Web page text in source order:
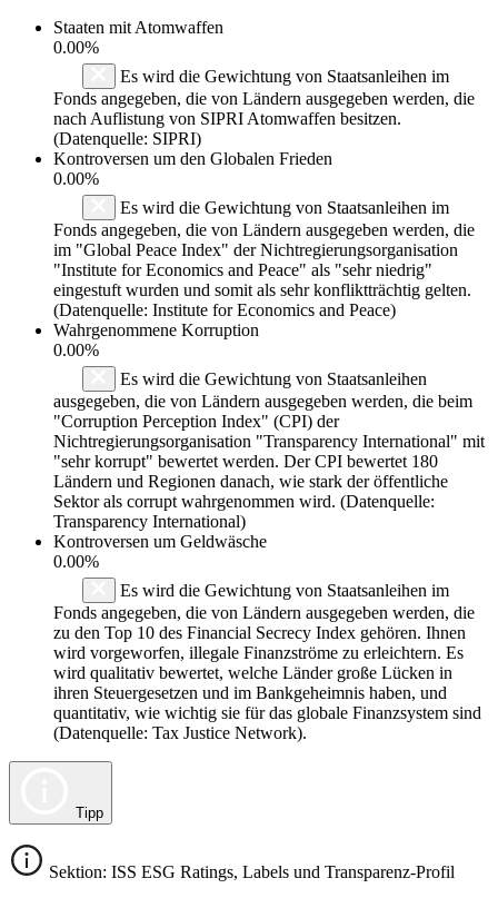
Staaten mit Atomwaffen
0.00%
Es wird die Gewichtung von Staatsanleihen im
Fonds angegeben, die von Ländern ausgegeben werden, die
nach Auflistung von SIPRI Atomwaffen besitzen.
(Datenquelle: SIPRI)
Kontroversen um den Globalen Frieden
0.00%
Es wird die Gewichtung von Staatsanleihen im
Fonds angegeben, die von Ländern ausgegeben werden, die
im "Global Peace Index" der Nichtregierungsorganisation
"Institute for Economics and Peace" als "sehr niedrig"
eingestuft wurden und somit als sehr konfliktträchtig gelten.
(Datenquelle: Institute for Economics and Peace)
Wahrgenommene Korruption
0.00%
Es wird die Gewichtung von Staatsanleihen
ausgegeben, die von Ländern ausgegeben werden, die beim
"Corruption Perception Index" (CPI) der
Nichtregierungsorganisation "Transparency International" mit
"sehr korrupt" bewertet werden. Der CPI bewertet 180
Ländern und Regionen danach, wie stark der öffentliche
Sektor als corrupt wahrgenommen wird. (Datenquelle:
Transparency International)
Kontroversen um Geldwäsche
0.00%
Es wird die Gewichtung von Staatsanleihen im
Fonds angegeben, die von Ländern ausgegeben werden, die
zu den Top 10 des Financial Secrecy Index gehören. Ihnen
wird vorgeworfen, illegale Finanzströme zu erleichtern. Es
wird qualitativ bewertet, welche Länder große Lücken in
ihren Steuergesetzen und im Bankgeheimnis haben, und
quantitativ, wie wichtig sie für das globale Finanzsystem sind
(Datenquelle: Tax Justice Network).
Tipp
Sektion: ISS ESG Ratings, Labels und Transparenz-Profil